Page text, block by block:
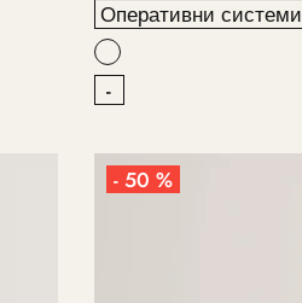
Оперативни системи
-
- 50 %